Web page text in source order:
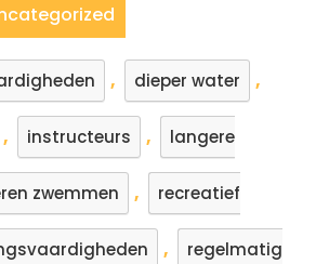
, dieper water ,
, instructeurs , langere
zwemmen , recreatief
, regelmatig